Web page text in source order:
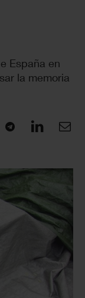
España en
la memoria